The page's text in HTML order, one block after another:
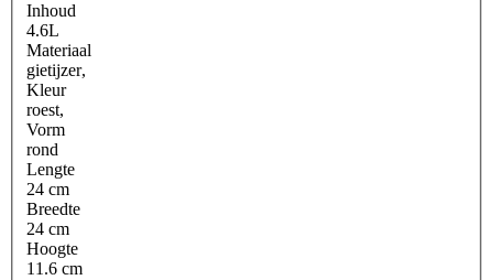
Inhoud
4.6L
Materiaal
gietijzer,
Kleur
roest,
Vorm
rond
Lengte
24 cm
Breedte
24 cm
Hoogte
11.6 cm